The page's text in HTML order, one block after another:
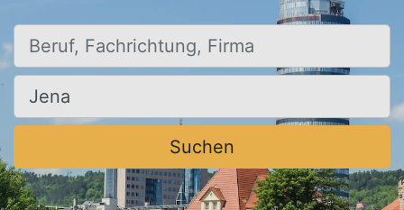
Beruf, Fachrichtung, Firma
Ort, Stadt
Suchen